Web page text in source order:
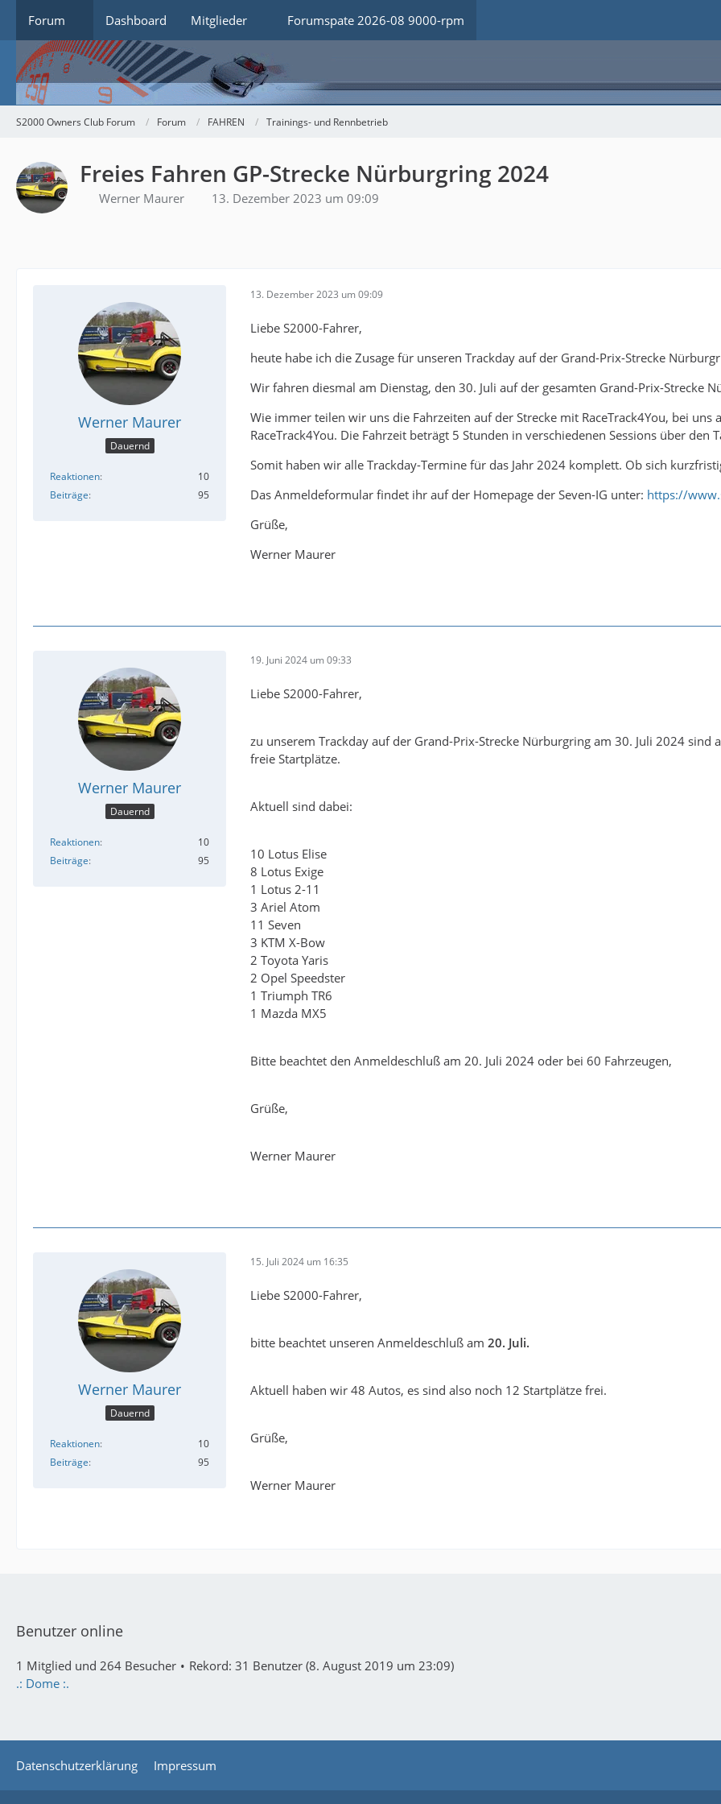
Forum Dashboard Mitglieder Forumspate 2026-08 9000-rpm
S2000 Owners Club Forum Forum FAHREN Trainings- und Rennbetrieb
Freies Fahren GP-Strecke Nürburgring 2024
Werner Maurer 13. Dezember 2023 um 09:09
Werner Maurer
Dauernd
Reaktionen
10
Beiträge
95
13. Dezember 2023 um 09:09
Liebe S2000-Fahrer,
heute habe ich die Zusage für unseren Trackday auf der Grand-Prix-Strecke
Wir fahren diesmal am Dienstag, den 30. Juli auf der gesamten Grand-Prix-Strecke
Wie immer teilen wir uns die Fahrzeiten auf der Strecke mit RaceTrack4You, bei
RaceTrack4You. Die Fahrzeit beträgt 5 Stunden in verschiedenen Sessions über
Somit haben wir alle Trackday-Termine für das Jahr 2024 komplett. Ob sich
Das Anmeldeformular findet ihr auf der Homepage der Seven-IG unter: https://
Grüße,
Werner Maurer
Werner Maurer
Dauernd
Reaktionen
10
Beiträge
95
19. Juni 2024 um 09:33
Liebe S2000-Fahrer,
zu unserem Trackday auf der Grand-Prix-Strecke Nürburgring am 30. Juli 2024
freie Startplätze.
Aktuell sind dabei:
10 Lotus Elise
8 Lotus Exige
1 Lotus 2-11
3 Ariel Atom
11 Seven
3 KTM X-Bow
2 Toyota Yaris
2 Opel Speedster
1 Triumph TR6
1 Mazda MX5
Bitte beachtet den Anmeldeschluß am 20. Juli 2024 oder bei 60 Fahrzeugen,
Grüße,
Werner Maurer
Werner Maurer
Dauernd
Reaktionen
10
Beiträge
95
15. Juli 2024 um 16:35
Liebe S2000-Fahrer,
bitte beachtet unseren Anmeldeschluß am 20. Juli.
Aktuell haben wir 48 Autos, es sind also noch 12 Startplätze frei.
Grüße,
Werner Maurer
Benutzer online
1 Mitglied und 264 Besucher Rekord: 31 Benutzer (8. August 2019 um 23:09)
.: Dome :.
Datenschutzerklärung Impressum